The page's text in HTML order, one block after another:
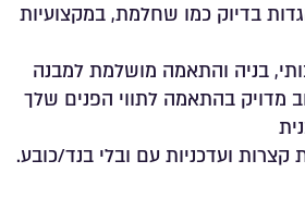
בדיוק כמו שחלמת, במקצועיות
בניה והתאמה מושלמת למבנה
מדויק בהתאמה לתווי הפנים שלך
ועדכניות עם ובלי בנד/כובע.